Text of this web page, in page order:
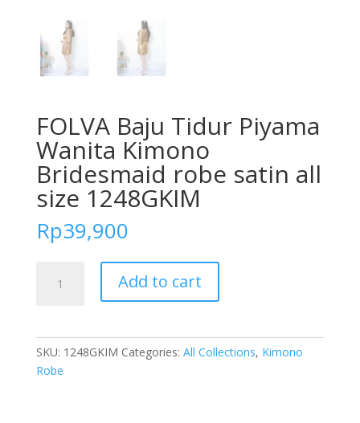
FOLVA Baju Tidur Piyama
Wanita Kimono
Bridesmaid robe satin all
size 1248GKIM
Rp39,900
Kimono
Add to cart
SKU: 1248GKIM Categories: All Collections, Kimono
Robe